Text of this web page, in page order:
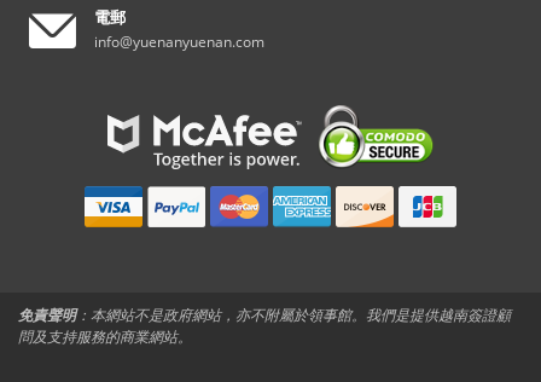
電郵
info@yuenanyuenan.com
免責聲明：本網站不是政府網站，亦不附屬於領事館。我們是提供越南簽證顧
問及支持服務的商業網站。